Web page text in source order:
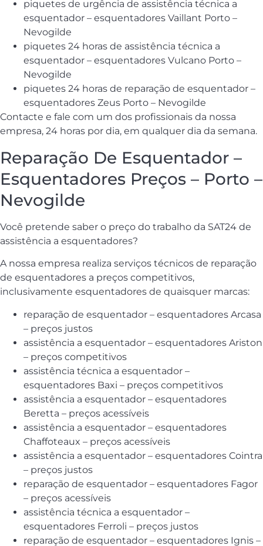
piquetes de urgência de assistência técnica a
esquentador – esquentadores Vaillant Porto –
Nevogilde
piquetes 24 horas de assistência técnica a
esquentador – esquentadores Vulcano Porto –
Nevogilde
piquetes 24 horas de reparação de esquentador –
esquentadores Zeus Porto – Nevogilde
Contacte e fale com um dos profissionais da nossa
empresa, 24 horas por dia, em qualquer dia da semana.
Reparação De Esquentador –
Esquentadores Preços – Porto –
Nevogilde
Você pretende saber o preço do trabalho da SAT24 de
assistência a esquentadores?
A nossa empresa realiza serviços técnicos de reparação
de esquentadores a preços competitivos,
inclusivamente esquentadores de quaisquer marcas:
reparação de esquentador – esquentadores Arcasa
– preços justos
assistência a esquentador – esquentadores Ariston
– preços competitivos
assistência técnica a esquentador –
esquentadores Baxi – preços competitivos
assistência a esquentador – esquentadores
Beretta – preços acessíveis
assistência a esquentador – esquentadores
Chaffoteaux – preços acessíveis
assistência a esquentador – esquentadores Cointra
– preços justos
reparação de esquentador – esquentadores Fagor
– preços acessíveis
assistência técnica a esquentador –
esquentadores Ferroli – preços justos
reparação de esquentador – esquentadores Ignis –